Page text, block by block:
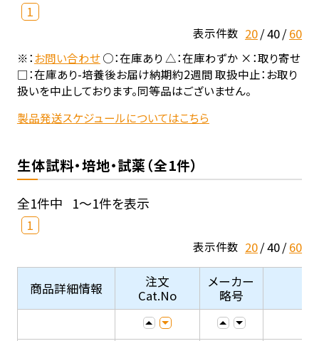
1
表示件数 20 40 60
※：お問い合わせ○：在庫あり △：在庫わずか ×：取り寄せ
□：在庫あり-培養後お届け納期約2週間 取扱中止：お取り
扱いを中止しております。同等品はございません。
製品発送スケジュールについてはこちら
生体試料・培地・試薬（全1件）
全1件中 1～1件を表示
1
表示件数 20 40 60
商品詳細情報
注文
Cat.No
メーカー
略号